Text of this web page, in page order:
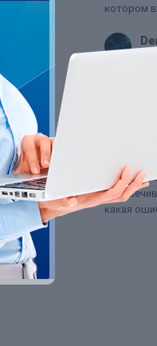
1
котором
Главная
Mary95
какая